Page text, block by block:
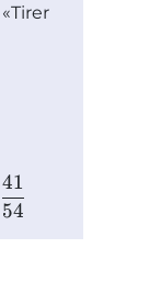
Tirer
54
41